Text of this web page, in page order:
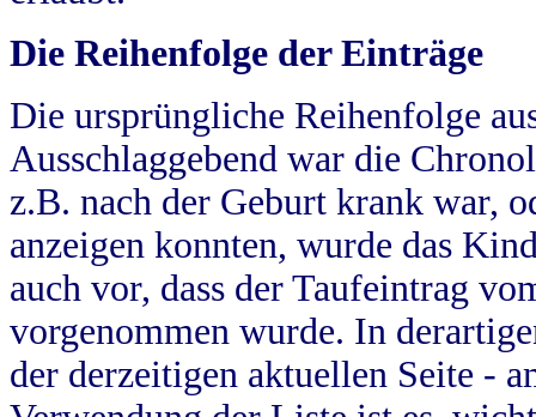
Die Reihenfolge der Einträge
Die ursprüngliche Reihenfolge
Ausschlaggebend war die
z.B. nach der Geburt krank war,
anzeigen konnten, wurde das
auch vor, dass der Taufeintrag
vorgenommen wurde. In
der derzeitigen aktuellen Seite -